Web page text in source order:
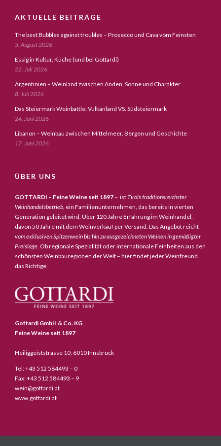
AKTUELLE BEITRÄGE
The best Bubbles against troubles – Prosecco und Cava vom Feinsten
5. August 2026
Essig in Kultur, Küche (und bei Gottardi)
22. Juli 2026
Argentinien – Weinland zwischen Anden, Sonne und Charakter
8. Juli 2026
Das Steiermark Weinbattle: Vulkanland VS. Südsteiermark
24. Juni 2026
Libanon – Weinbau zwischen Mittelmeer, Bergen und Geschichte
17. Juni 2026
ÜBER UNS
GOTTARDI – Feine Weine seit 1897 – istTirols traditionsreichster
Weinhandelsbetrieb, ein Familienunternehmen, das bereits in vierten
Generation geleitet wird. Über 120 Jahre Erfahrung im Weinhandel,
davon 50 Jahre mit dem Weinverkauf per Versand. Das Angebot reicht
vom exklusiven Spitzenwein bis hin zu ausgezeichneten Weinen in gemäßigter
Preislage. Ob regionale Spezialität oder internationale Feinheiten aus den
schönsten Weinbauregionen der Welt – hier findet jeder Weinfreund
das Richtige.
Gottardi GmbH & Co. KG
Feine Weine seit 1897
Heiliggeiststrasse 10, 6010 Innsbruck
Tel: +43 512 584493 – 0
Fax: +43 512 584493 – 9
wein@gottardi.at
www.gottardi.at